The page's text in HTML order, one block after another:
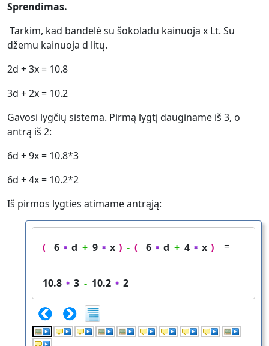
Sprendimas.
Tarkim, kad bandelė su šokoladu kainuoja x Lt. Su
džemu kainuoja d litų.
2d + 3x = 10.8
3d + 2x = 10.2
Gavosi lygčių sistema. Pirmą lygtį dauginame iš 3, o
antrą iš 2:
6d + 9x = 10.8*3
6d + 4x = 10.2*2
Iš pirmos lygties atimame antrąją:
( 6 d + 9 x ) - ( 6 d + 4 x ) =
10.8 3 - 10.2 2